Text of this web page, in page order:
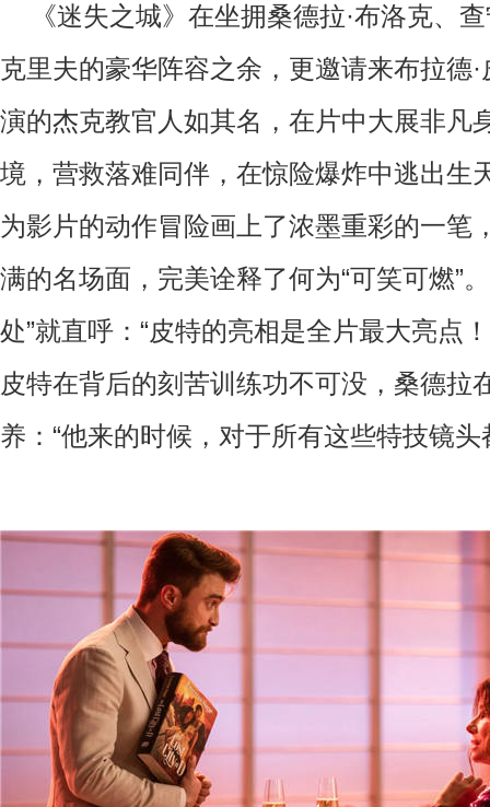
《迷失之城》在坐拥桑德拉·布洛克、
克里夫的豪华阵容之余，更邀请来布拉德
演的杰克教官人如其名，在片中大展非凡
境，营救落难同伴，在惊险爆炸中逃出生
为影片的动作冒险画上了浓墨重彩的一笔
满的名场面，完美诠释了何为“可笑可燃”
处”就直呼：“皮特的亮相是全片最大亮点
皮特在背后的刻苦训练功不可没，桑德拉
养：“他来的时候，对于所有这些特技镜头